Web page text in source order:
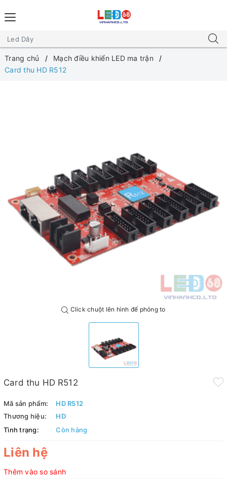
Trang chủ
Mạch điều khiển LED ma trận
Card thu HD R512
Click chuột lên hình để phóng to
Card thu HD R512
Mã sản phẩm:
HD R512
Thương hiệu:
HD
Tình trạng:
Còn hàng
Liên hệ
Thêm vào so sánh